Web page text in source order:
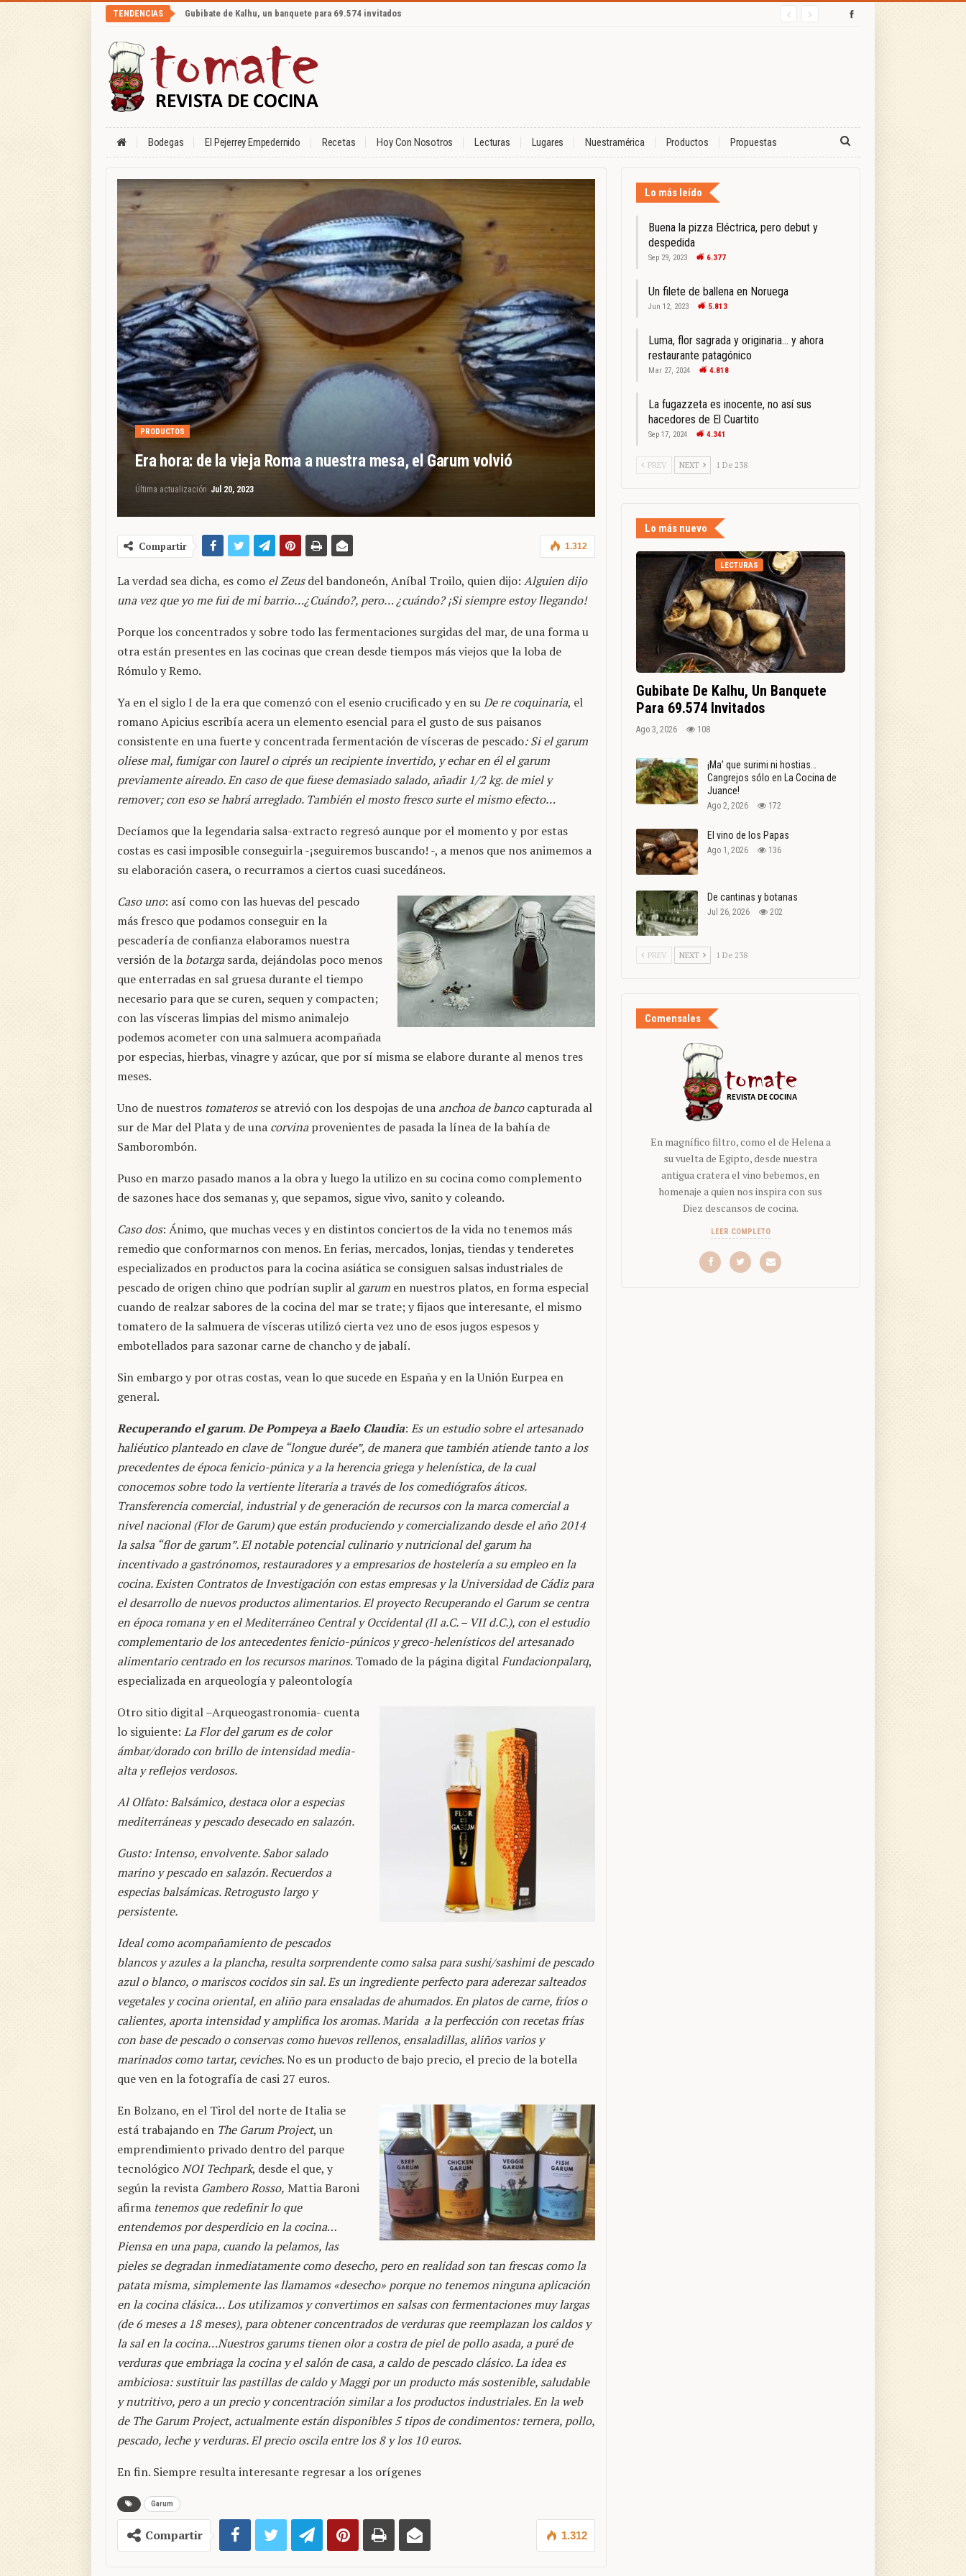
TENDENCIAS Gubibate de Kalhu, un banquete para 69.574 invitados
Bodegas El Pejerrey Empedernido Recetas Hoy Con Nosotros Lecturas Lugares Nuestramérica Productos Propuestas
PRODUCTOS
Era hora: de la vieja Roma a nuestra mesa, el Garum volvió
Última actualización Jul 20, 2023
1.312
Compartir
La verdad sea dicha, es como el Zeusdel bandoneón, Aníbal Troilo, quien dijo: Alguien dijo
una vez que yo me fui de mi barrio…¿Cuándo?, pero… ¿cuándo? ¡Si siempre estoy llegando!
Porque los concentrados y sobre todo las fermentaciones surgidas del mar, de una forma u
otra están presentes en las cocinas que crean desde tiempos más viejos que la loba de
Rómulo y Remo.
Ya en el siglo I de la era que comenzó con el esenio crucificado y en suDe re coquinaria, el
romano Apicius escribía acera un elemento esencial para el gusto de sus paisanos
consistente en una fuerte y concentrada fermentación de vísceras de pescado: Si el garum
oliese mal, fumigar con laurel o ciprés un recipiente invertido, y echar en él el garum
previamente aireado. En caso de que fuese demasiado salado, añadir 1/2 kg. de miel y
remover; con eso se habrá arreglado. También el mosto fresco surte el mismo efecto…
Decíamos que la legendaria salsa-extracto regresó aunque por el momento y por estas
costas es casi imposible conseguirla -¡seguiremos buscando! -, a menos que nos animemos a
su elaboración casera, o recurramos a ciertos cuasi sucedáneos.
Caso uno: así como con las huevas del pescado
más fresco que podamos conseguir en la
pescadería de confianza elaboramos nuestra
versión de la botargasarda, dejándolas poco menos
que enterradas en sal gruesa durante el tiempo
necesario para que se curen, sequen y compacten;
con las vísceras limpias del mismo animalejo
podemos acometer con una salmuera acompañada
por especias, hierbas, vinagre y azúcar, que por sí misma se elabore durante al menos tres
meses.
Uno de nuestros tomaterosse atrevió con los despojas de una anchoa de bancocapturada al
sur de Mar del Plata y de una corvinaprovenientes de pasada la línea de la bahía de
Samborombón.
Puso en marzo pasado manos a la obra y luego la utilizo en su cocina como complemento
de sazones hace dos semanas y, que sepamos, sigue vivo, sanito y coleando.
Caso dos: Ánimo, que muchas veces y en distintos conciertos de la vida no tenemos más
remedio que conformarnos con menos. En ferias, mercados, lonjas, tiendas y tenderetes
especializados en productos para la cocina asiática se consiguen salsas industriales de
pescado de origen chino que podrían suplir al garum en nuestros platos, en forma especial
cuando de realzar sabores de la cocina del mar se trate; y fijaos que interesante, el mismo
tomatero de la salmuera de vísceras utilizó cierta vez uno de esos jugos espesos y
embotellados para sazonar carne de chancho y de jabalí.
Sin embargo y por otras costas, vean lo que sucede en España y en la Unión Eurpea en
general.
Recuperando el garum.De Pompeya a Baelo Claudia: Es un estudio sobre el artesanado
haliéutico planteado en clave de “longue durée”, de manera que también atiende tanto a los
precedentes de época fenicio-púnica y a la herencia griega y helenística, de la cual
conocemos sobre todo la vertiente literaria a través de los comediógrafos áticos.
Transferencia comercial, industrial y de generación de recursos con la marca comercial a
nivel nacional (Flor de Garum) que están produciendo y comercializando desde el año 2014
la salsa “flor de garum”. El notable potencial culinario y nutricional del garum ha
incentivado a gastrónomos, restauradores y a empresarios de hostelería a su empleo en la
cocina. Existen Contratos de Investigación con estas empresas y la Universidad de Cádiz para
el desarrollo de nuevos productos alimentarios. El proyecto Recuperando el Garum se centra
en época romana y en el Mediterráneo Central y Occidental (II a.C. – VII d.C.), con el estudio
complementario de los antecedentes fenicio-púnicos y greco-helenísticos del artesanado
alimentario centrado en los recursos marinos. Tomado de la página digitalFundacionpalarq,
especializada en arqueología y paleontología
Otro sitio digital –Arqueogastronomia- cuenta
lo siguiente: La Flor del garum es de color
ámbar/dorado con brillo de intensidad media-
alta y reflejos verdosos.
Al Olfato: Balsámico, destaca olor a especias
mediterráneas y pescado desecado en salazón.
Gusto: Intenso, envolvente. Sabor salado
marino y pescado en salazón. Recuerdos a
especias balsámicas. Retrogusto largo y
persistente.
Ideal como acompañamiento de pescados
blancos y azules a la plancha, resulta sorprendente como salsa para sushi/sashimi de pescado
azul o blanco, o mariscos cocidos sin sal. Es un ingrediente perfecto para aderezar salteados
vegetales y cocina oriental, en aliño para ensaladas de ahumados. En platos de carne, fríos o
calientes, aporta intensidad y amplifica los aromas. Marida a la perfección con recetas frías
con base de pescado o conservas como huevos rellenos, ensaladillas, aliños varios y
marinados como tartar, ceviches. No es un producto de bajo precio, el precio de la botella
que ven en la fotografía de casi 27 euros.
En Bolzano, en el Tirol del norte de Italia se
está trabajando en The Garum Project, un
emprendimiento privado dentro del parque
tecnológicoNOI Techpark, desde el que, y
según la revista Gambero Rosso, Mattia Baroni
afirma tenemos que redefinir lo que
entendemos por desperdicio en la cocina…
Piensa en una papa, cuando la pelamos, las
pieles se degradan inmediatamente como desecho, pero en realidad son tan frescas como la
patata misma, simplemente las llamamos «desecho» porque no tenemos ninguna aplicación
en la cocina clásica… Los utilizamos y convertimos en salsas con fermentaciones muy largas
(de 6 meses a 18 meses), para obtener concentrados de verduras que reemplazan los caldos y
la sal en la cocina…Nuestros garums tienen olor a costra de piel de pollo asada, a puré de
verduras que embriaga la cocina y el salón de casa, a caldo de pescado clásico. La idea es
ambiciosa: sustituir las pastillas de caldo y Maggi por un producto más sostenible, saludable
y nutritivo, pero a un precio y concentración similar a los productos industriales. En la web
de The Garum Project, actualmente están disponibles 5 tipos de condimentos: ternera, pollo,
pescado, leche y verduras. El precio oscila entre los 8 y los 10 euros.
En fin. Siempre resulta interesante regresar a los orígenes
Garum
1.312
Compartir
Lo más leído
Buena la pizza Eléctrica, pero debut y
despedida
Sep 29, 2023 6.377
Un filete de ballena en Noruega
Jun 12, 2023 5.813
Luma, flor sagrada y originaria… y ahora
restaurante patagónico
Mar 27, 2024 4.818
La fugazzeta es inocente, no así sus
hacedores de El Cuartito
Sep 17, 2024 4.341
PREV NEXT 1 De 238
Lo más nuevo
LECTURAS
Gubibate De Kalhu, Un Banquete
Para 69.574 Invitados
Ago 3, 2026 108
¡Ma’ que surimi ni hostias…
Cangrejos sólo en La Cocina de
Juance!
Ago 2, 2026 172
El vino de los Papas
Ago 1, 2026 136
De cantinas y botanas
Jul 26, 2026 202
PREV NEXT 1 De 238
Comensales
En magnífico filtro, como el de Helena a
su vuelta de Egipto, desde nuestra
antigua cratera el vino bebemos, en
homenaje a quien nos inspira con sus
Diez descansos de cocina.
LEER COMPLETO